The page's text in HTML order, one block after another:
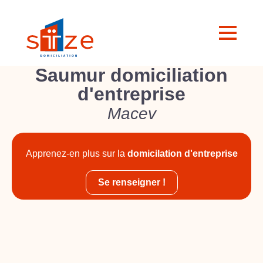
Saumur domiciliation
d'entreprise
Macev
Apprenez-en plus sur la domicilation d'entreprise
Se renseigner !